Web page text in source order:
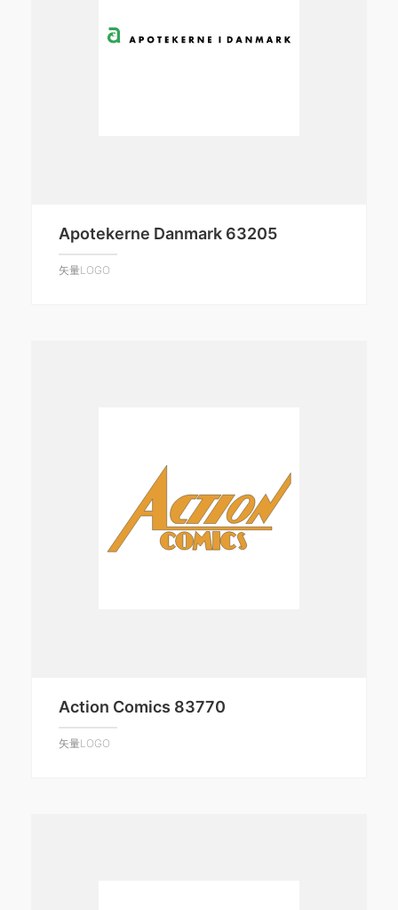
Apotekerne Danmark 63205
矢量LOGO
Action Comics 83770
矢量LOGO